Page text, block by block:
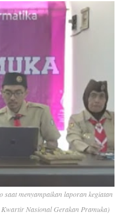
menyampaikan laporan kegiatan
Nasional Gerakan Pramuka)